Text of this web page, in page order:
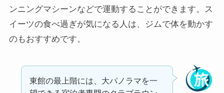
ンニングマシーンなどで運動することができます。ス
イーツの食べ過ぎが気になる人は、ジムで体を動かす
のもおすすめです。
東館の最上階には、大パノラマを一